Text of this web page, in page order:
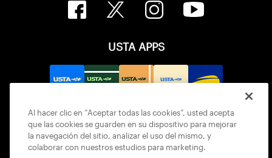
USTA APPS
Al hacer clic en “Aceptar todas las cookies”, usted acepta
que las cookies se guarden en su dispositivo para mejorar
la navegación del sitio, analizar el uso del mismo, y
colaborar con nuestros estudios para marketing.